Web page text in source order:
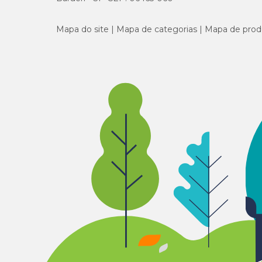
Mapa do site Mapa de categorias Mapa de